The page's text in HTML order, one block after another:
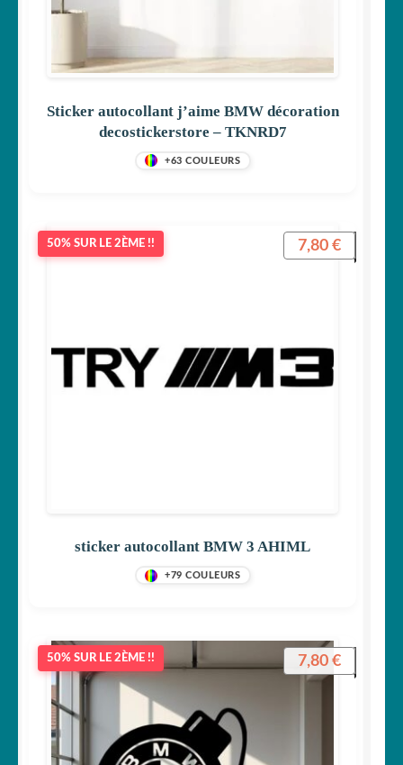
Sticker autocollant j’aime BMW décoration
decostickerstore – TKNRD7
+63 COULEURS
50% SUR LE 2ÈME !!
sticker autocollant BMW 3 AHIML
+79 COULEURS
7,80 €
50% SUR LE 2ÈME !! 7,80 €